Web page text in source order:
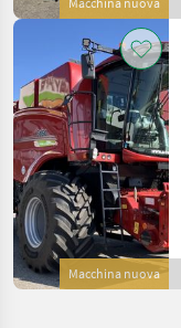
Claas
John Deere
New Holland
Fendt
Massey Ferguson
Mostra
tuttiMacchina nuova